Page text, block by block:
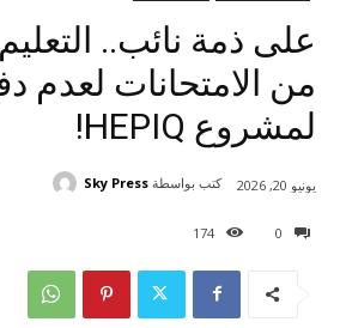
على ذمة نائب..
لمشروع HEPIQ!
0
174
يونيو 20, 2026 كتب بواسطة Sky Press